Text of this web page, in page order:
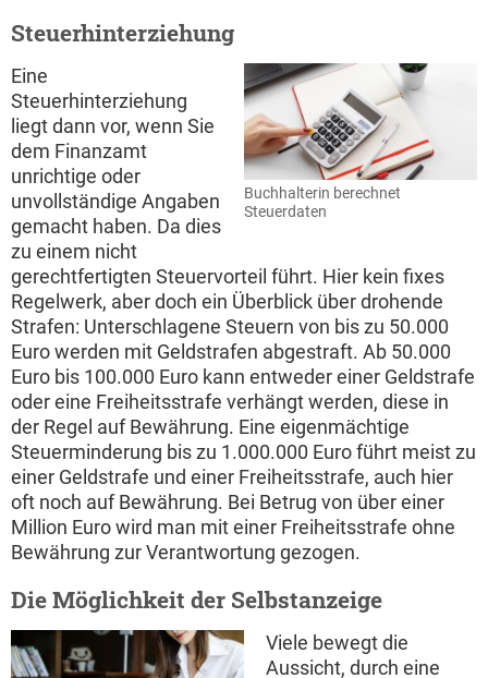
Steuerhinterziehung
Buchhalterin berechnet
Steuerdaten
Eine
Steuerhinterziehung
liegt dann vor, wenn Sie
dem Finanzamt
unrichtige oder
unvollständige Angaben
gemacht haben. Da dies
zu einem nicht
gerechtfertigten Steuervorteil führt. Hier kein fixes
Regelwerk, aber doch ein Überblick über drohende
Strafen: Unterschlagene Steuern von bis zu 50.000
Euro werden mit Geldstrafen abgestraft. Ab 50.000
Euro bis 100.000 Euro kann entweder einer Geldstrafe
oder eine Freiheitsstrafe verhängt werden, diese in
der Regel auf Bewährung. Eine eigenmächtige
Steuerminderung bis zu 1.000.000 Euro führt meist zu
einer Geldstrafe und einer Freiheitsstrafe, auch hier
oft noch auf Bewährung. Bei Betrug von über einer
Million Euro wird man mit einer Freiheitsstrafe ohne
Bewährung zur Verantwortung gezogen.
Die Möglichkeit der Selbstanzeige
Viele bewegt die
Aussicht, durch eine